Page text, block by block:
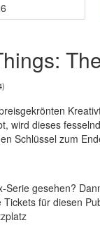
wird dieses
Schlüssel zum
Serie gesehen?
für diesen